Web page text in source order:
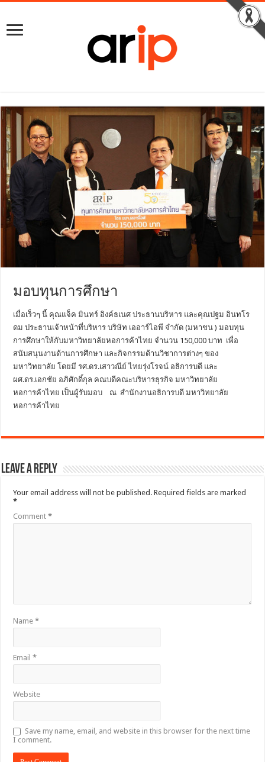
มอบทุนการศึกษา
เมื่อเร็วๆ นี้ คุณแจ็ค มินทร์ อิงค์ธเนศ ประธานบริหาร และคุณปฐม อินทโร
ดม ประธานเจ้าหน้าที่บริหาร บริษัท เออาร์ไอพี จำกัด (มหาชน ) มอบทุน
การศึกษาให้กับมหาวิทยาลัยหอการค้าไทย จำนวน 150,000 บาท เพื่อ
สนับสนุนงานด้านการศึกษา และกิจกรรมด้านวิชาการต่างๆ ของ
มหาวิทยาลัย โดยมี รศ.ดร.เสาวณีย์ ไทยรุ่งโรจน์ อธิการบดี และ
ผศ.ดร.เอกชัย อภิศักดิ์กุล คณบดีคณะบริหารธุรกิจ มหาวิทยาลัย
หอการค้าไทย เป็นผู้รับมอบ ณ สำนักงานอธิการบดี มหาวิทยาลัย
หอการค้าไทย
Leave a Reply
Your email address will not be published. Required fields are marked
*
Comment*
Name*
Email*
Website
Save my name, email, and website in this browser for the next time
I comment.